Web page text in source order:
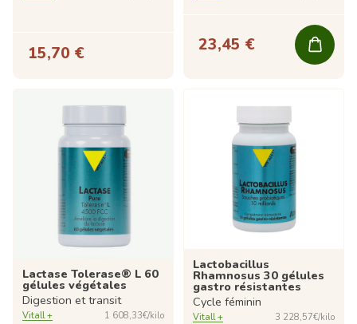
15,70 € 23,45 €
Lactase Tolerase® L 60
gélules végétales
Digestion et transit
Vitall + 1 608,33€/kilo
Lactobacillus
Rhamnosus 30 gélules
gastro résistantes
Cycle féminin
Vitall + 3 228,57€/kilo